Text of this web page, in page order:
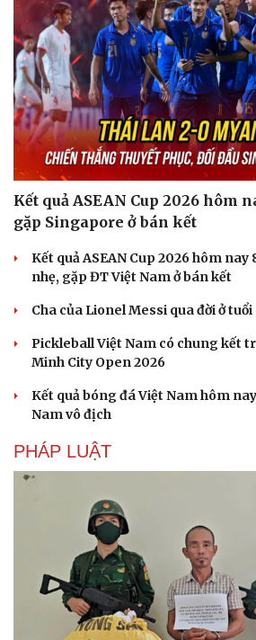
Văn hóa
Sân khấu - Điện ảnh
Văn học
Âm nhạc
Giải trí
Thời
Kết quả ASEAN Cup 2026 hôm
gặp Singapore ở bán kết
Kết quả ASEAN Cup 2026 hôm
nhẹ, gặp ĐT Việt Nam ở bán kết
Cha của Lionel Messi qua đời ở tuổi
Pickleball Việt Nam có chung kết
Minh City Open 2026
Kết quả bóng đá Việt Nam hôm
Nam vô địch
PHÁP LUẬT